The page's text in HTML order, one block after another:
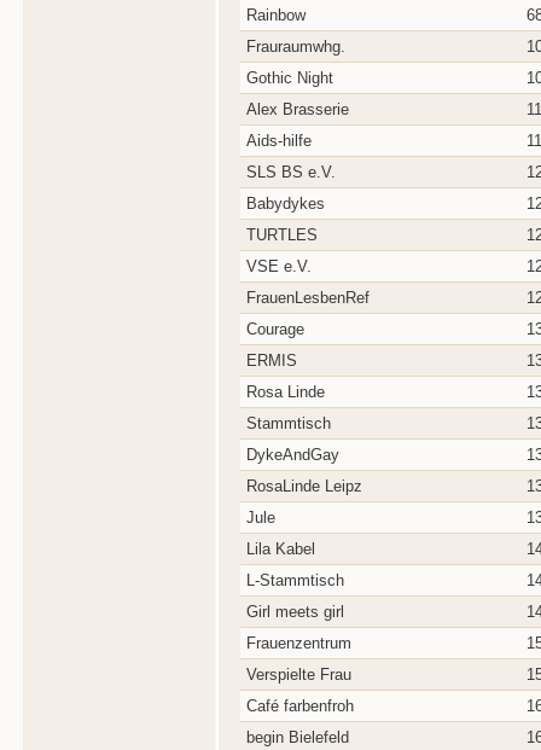
Rainbow
Frauraumwhg.
Gothic Night
Alex Brasserie
Aids-hilfe
SLS BS e.V.
Babydykes
TURTLES
VSE e.V.
FrauenLesbenRef
Courage
ERMIS
Rosa Linde
Stammtisch
DykeAndGay
RosaLinde Leipz
Jule
Lila Kabel
L-Stammtisch
Girl meets girl
Frauenzentrum
Verspielte Frau
Café farbenfroh
begin Bielefeld